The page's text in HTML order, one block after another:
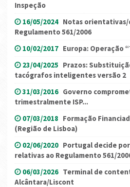
Inspeção
16/05/2024 Notas
Regulamento 561/2006
10/02/2017 Europa: Operação
23/04/2025 Prazos:
tacógrafos inteligentes versão 2
31/03/2016 Governo
trimestralmente ISP...
07/03/2018 Formação
(Região de Lisboa)
02/06/2020 Portugal decide
relativas ao Regulamento 561/
06/03/2026 Terminal de
Alcântara/Liscont